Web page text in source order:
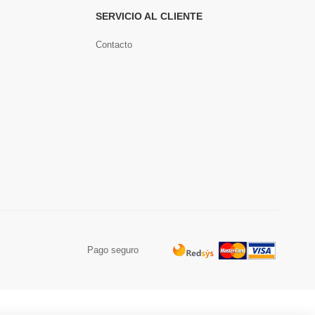
SERVICIO AL CLIENTE
Contacto
Pago seguro